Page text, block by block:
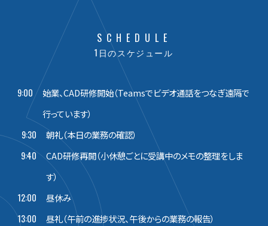
SCHEDULE
1日のスケジュール
9:00
始業、CAD研修開始（Teamsでビデオ通話をつなぎ遠隔で
行っています）
9:30
朝礼（本日の業務の確認）
9:40
CAD研修再開（小休憩ごとに受講中のメモの整理をしま
す）
12:00
昼休み
13:00
昼礼（午前の進捗状況、午後からの業務の報告）